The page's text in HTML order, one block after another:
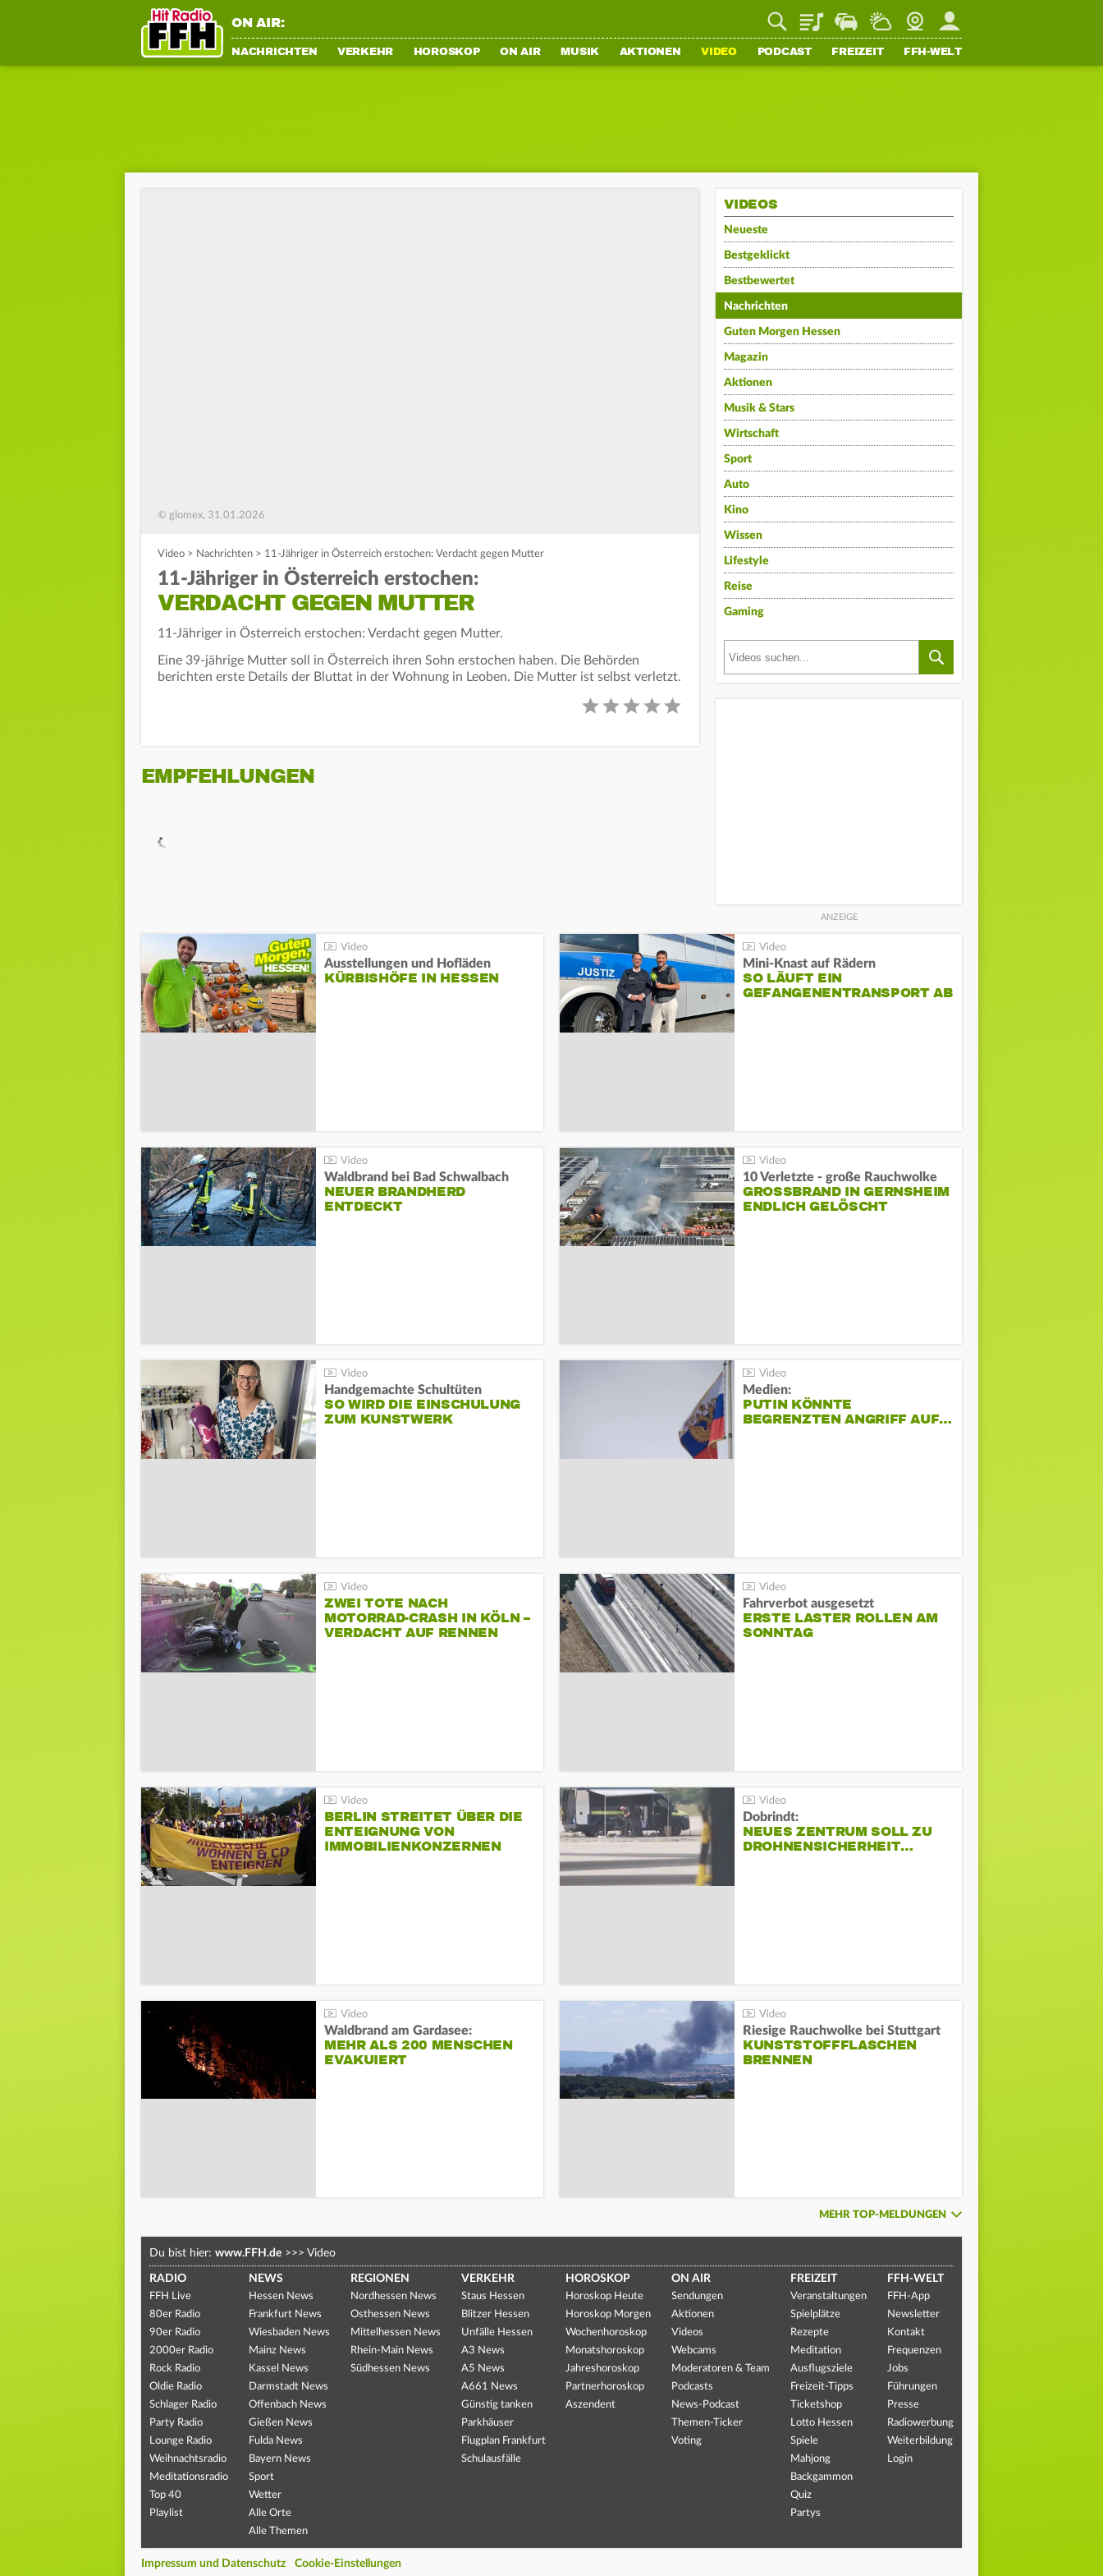
ON AIR: PlaylistStaupilotWetterWebcamMein FFH
NACHRICHTEN VERKEHR HOROSKOP ON AIR MUSIK AKTIONEN VIDEO PODCAST FREIZEIT FFH-WELT
© glomex, 31.01.2026
Video > Nachrichten > 11-Jähriger in Österreich erstochen: Verdacht gegen Mutter
11-Jähriger in Österreich erstochen:
VERDACHT GEGEN MUTTER
11-Jähriger in Österreich erstochen: Verdacht gegen Mutter.
Eine 39-jährige Mutter soll in Österreich ihren Sohn erstochen haben. Die Behörden
berichten erste Details der Bluttat in der Wohnung in Leoben. Die Mutter ist selbst verletzt.
EMPFEHLUNGEN
VIDEOS
Neueste
Bestgeklickt
Bestbewertet
Nachrichten
Guten Morgen Hessen
Magazin
Aktionen
Musik & Stars
Wirtschaft
Sport
Auto
Kino
Wissen
Lifestyle
Reise
Gaming
Ausstellungen und Hofläden
KÜRBISHÖFE IN HESSEN
Mini-Knast auf Rädern
SO LÄUFT EIN
GEFANGENENTRANSPORT AB
Waldbrand bei Bad Schwalbach
NEUER BRANDHERD
ENTDECKT
10 Verletzte - große Rauchwolke
GROSSBRAND IN GERNSHEIM E
NDLICH GELÖSCHT
Handgemachte Schultüten
SO WIRD DIE EINSCHULUNG
ZUM KUNSTWERK
Medien:
PUTIN KÖNNTE
BEGRENZTEN ANGRIFF AUF…
ZWEI TOTE NACH
MOTORRAD-CRASH IN KÖLN –
VERDACHT AUF RENNEN
Fahrverbot ausgesetzt
ERSTE LASTER ROLLEN AM
SONNTAG
BERLIN STREITET ÜBER DIE
ENTEIGNUNG VON
IMMOBILIENKONZERNEN
Dobrindt:
NEUES ZENTRUM SOLL ZU
DROHNENSICHERHEIT…
Waldbrand am Gardasee:
MEHR ALS 200 MENSCHEN
EVAKUIERT
Riesige Rauchwolke bei Stuttgart
KUNSTSTOFFFLASCHEN
BRENNEN
MEHR TOP-MELDUNGEN
Du bist hier: www.FFH.de >>> Video
RADIO
FFH Live
80er Radio
90er Radio
2000er Radio
Rock Radio
Oldie Radio
Schlager Radio
Party Radio
Lounge Radio
Weihnachtsradio
Meditationsradio
Top 40
Playlist
NEWS
Hessen News
Frankfurt News
Wiesbaden News
Mainz News
Kassel News
Darmstadt News
Offenbach News
Gießen News
Fulda News
Bayern News
Sport
Wetter
Alle Orte
Alle Themen
REGIONEN
Nordhessen News
Osthessen News
Mittelhessen News
Rhein-Main News
Südhessen News
VERKEHR
Staus Hessen
Blitzer Hessen
Unfälle Hessen
A3 News
A5 News
A661 News
Günstig tanken
Parkhäuser
Flugplan Frankfurt
Schulausfälle
HOROSKOP
Horoskop Heute
Horoskop Morgen
Wochenhoroskop
Monatshoroskop
Jahreshoroskop
Partnerhoroskop
Aszendent
ON AIR
Sendungen
Aktionen
Videos
Webcams
Moderatoren & Team
Podcasts
News-Podcast
Themen-Ticker
Voting
FREIZEIT
Veranstaltungen
Spielplätze
Rezepte
Meditation
Ausflugsziele
Freizeit-Tipps
Ticketshop
Lotto Hessen
Spiele
Mahjong
Backgammon
Quiz
Partys
FFH-WELT
FFH-App
Newsletter
Kontakt
Frequenzen
Jobs
Führungen
Presse
Radiowerbung
Weiterbildung
Login
Impressum und Datenschutz Cookie-Einstellungen